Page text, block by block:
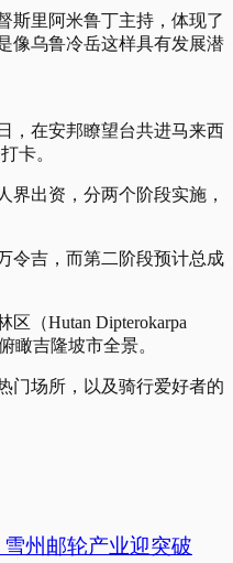
斯里阿米鲁丁主持，体现了
像乌鲁冷岳这样具有发展潜
，在安邦瞭望台共进马来西
卡。
界出资，分两个阶段实施，
令吉，而第二阶段预计总成
（Hutan Dipterokarpa
瞰吉隆坡市全景。
门场所，以及骑行爱好者的
州邮轮产业迎突破